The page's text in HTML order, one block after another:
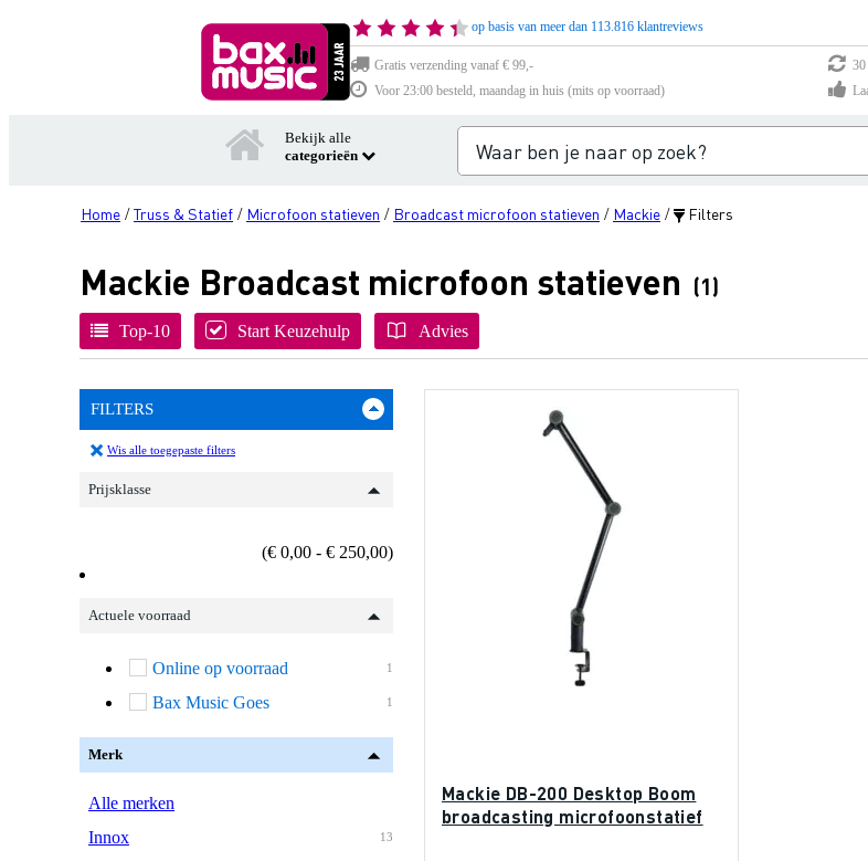
op basis van meer dan 113.816 klantreviews
Gratis verzending vanaf € 99,-
30
Voor 23:00 besteld, maandag in huis (mits op voorraad)
Bekijk alle
categorieën
Home /Truss & Statief / Microfoon statieven / Broadcast microfoon statieven / Mackie / Filters
Mackie Broadcast microfoon statieven (1)
Top-10 Start Keuzehulp Advies
FILTERS
Wis alle toegepaste filters
Prijsklasse
(€ 0,00 - € 250,00)
Actuele voorraad
1
Online op voorraad
1
Bax Music Goes
Merk
Alle merken
13
Innox
Mackie DB-200 Desktop Boom
broadcasting microfoonstatief